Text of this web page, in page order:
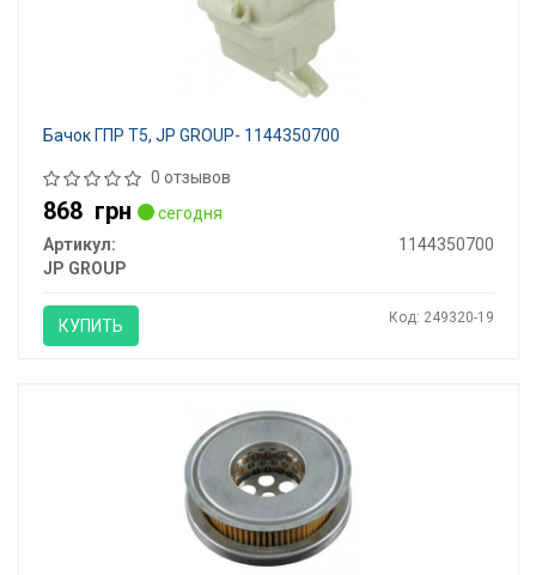
Бачок ГПР T5, JP GROUP- 1144350700
0 отзывов
868 грн
сегодня
Артикул:
1144350700
JP GROUP
КУПИТЬ Код: 249320-19